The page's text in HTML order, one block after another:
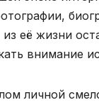
её жизни
внимание
личной